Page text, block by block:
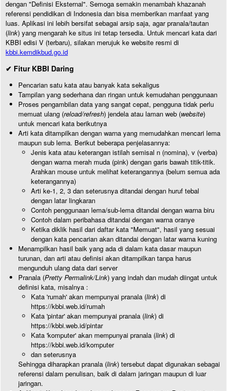
dengan "Definisi Eksternal". Semoga semakin menambah khazanah
referensi pendidikan di Indonesia dan bisa memberikan manfaat yang
luas. Aplikasi ini lebih bersifat sebagai arsip saja, agar pranala/tautan
(link) yang mengarah ke situs ini tetap tersedia. Untuk mencari kata dari
KBBI edisi V (terbaru), silakan merujuk ke website resmi di
kbbi.kemdikbud.go.id
✔ Fitur KBBI Daring
Pencarian satu kata atau banyak kata sekaligus
Tampilan yang sederhana dan ringan untuk kemudahan penggunaan
Proses pengambilan data yang sangat cepat, pengguna tidak perlu
memuat ulang (reload/refresh) jendela atau laman web (website)
untuk mencari kata berikutnya
Arti kata ditampilkan dengan warna yang memudahkan mencari lema
maupun sub lema. Berikut beberapa penjelasannya:
Jenis kata atau keterangan istilah semisal n (nomina), v (verba)
dengan warna merah muda (pink) dengan garis bawah titik-titik.
Arahkan mouse untuk melihat keterangannya (belum semua ada
keterangannya)
Arti ke-1, 2, 3 dan seterusnya ditandai dengan huruf tebal
dengan latar lingkaran
Contoh penggunaan lema/sub-lema ditandai dengan warna biru
Contoh dalam peribahasa ditandai dengan warna oranye
Ketika diklik hasil dari daftar kata "Memuat", hasil yang sesuai
dengan kata pencarian akan ditandai dengan latar warna kuning
Menampilkan hasil baik yang ada di dalam kata dasar maupun
turunan, dan arti atau definisi akan ditampilkan tanpa harus
mengunduh ulang data dari server
Pranala (Pretty Permalink/Link) yang indah dan mudah diingat untuk
definisi kata, misalnya :
Kata 'rumah' akan mempunyai pranala (link) di
https://kbbi.web.id/rumah
Kata 'pintar' akan mempunyai pranala (link) di
https://kbbi.web.id/pintar
Kata 'komputer' akan mempunyai pranala (link) di
https://kbbi.web.id/komputer
dan seterusnya
Sehingga diharapkan pranala (link) tersebut dapat digunakan sebagai
referensi dalam penulisan, baik di dalam jaringan maupun di luar
jaringan.